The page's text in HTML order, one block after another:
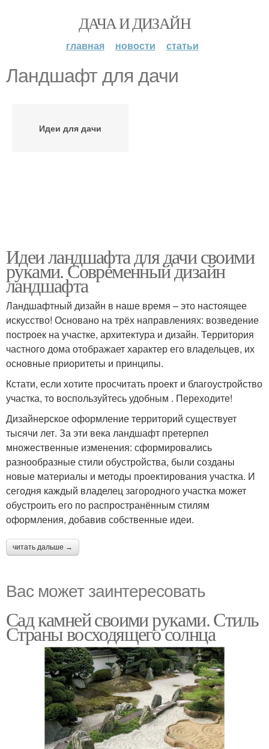
ДАЧА И ДИЗАЙН
главная новости статьи
Ландшафт для дачи
Идеи для дачи
Идеи ландшафта для дачи своими
руками. Современный дизайн
ландшафта
Ландшафтный дизайн в наше время – это настоящее
искусство! Основано на трёх направлениях: возведение
построек на участке, архитектура и дизайн. Территория
частного дома отображает характер его владельцев, их
основные приоритеты и принципы.
Кстати, если хотите просчитать проект и благоустройство
участка, то воспользуйтесь удобным . Переходите!
Дизайнерское оформление территорий существует
тысячи лет. За эти века ландшафт претерпел
множественные изменения: сформировались
разнообразные стили обустройства, были созданы
новые материалы и методы проектирования участка. И
сегодня каждый владелец загородного участка может
обустроить его по распространённым стилям
оформления, добавив собственные идеи.
читать дальше →
Вас может заинтересовать
Сад камней своими руками. Стиль
Страны восходящего солнца